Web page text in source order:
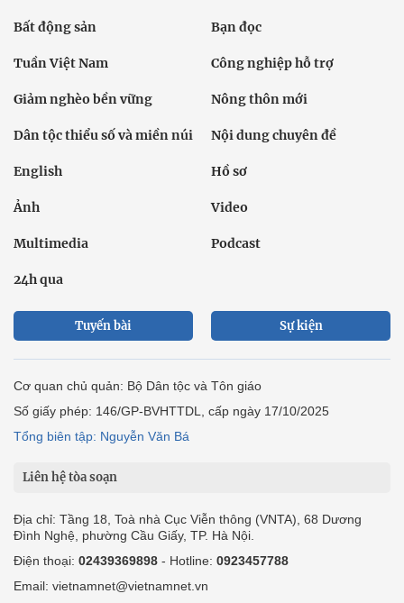
Bất động sản Bạn đọc
Tuần Việt Nam Công nghiệp hỗ trợ
Giảm nghèo bền vững Nông thôn mới
Dân tộc thiểu số và miền núi Nội dung chuyên đề
English Hồ sơ
Ảnh Video
Multimedia Podcast
24h qua
Tuyến bài Sự kiện
Cơ quan chủ quản: Bộ Dân tộc và Tôn giáo
Số giấy phép: 146/GP-BVHTTDL, cấp ngày 17/10/2025
Tổng biên tập: Nguyễn Văn Bá
Liên hệ tòa soạn
Địa chỉ: Tầng 18, Toà nhà Cục Viễn thông (VNTA), 68 Dương
Đình Nghệ, phường Cầu Giấy, TP. Hà Nội.
Điện thoại: 02439369898 - Hotline: 0923457788
Email: vietnamnet@vietnamnet.vn